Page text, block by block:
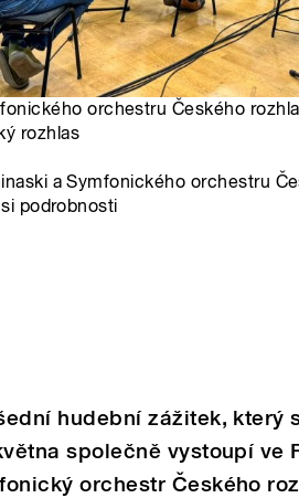
orchestru Českého
rozhlas
a Symfonického orchestru
podrobnosti
hudební zážitek, který
společně vystoupí ve
orchestr Českého